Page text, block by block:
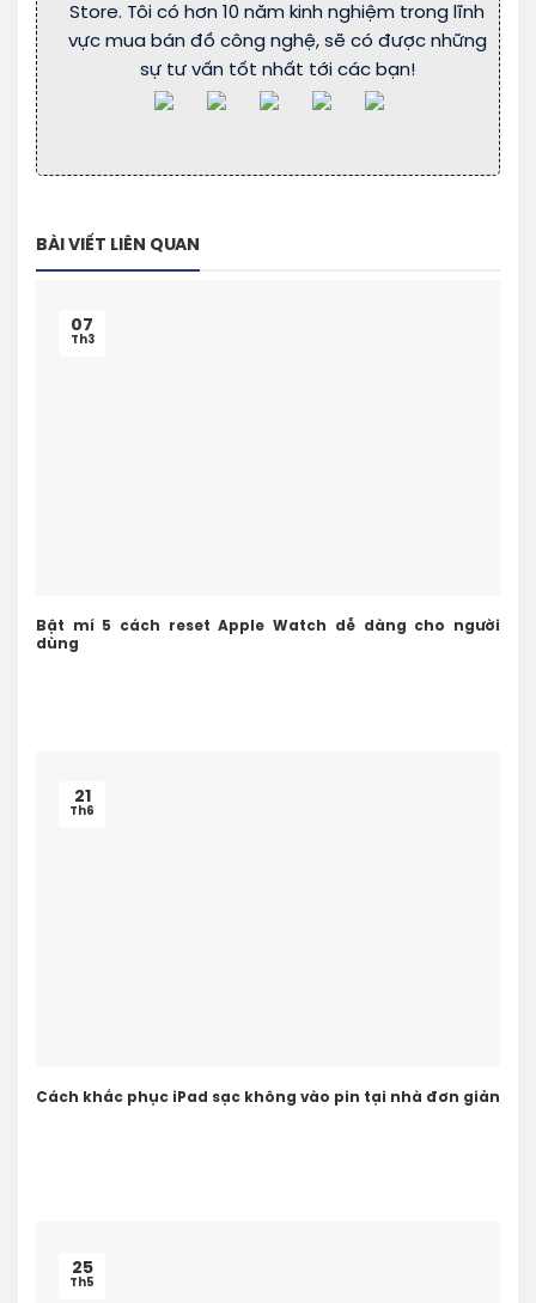
Store. Tôi có hơn 10 năm kinh nghiệm trong lĩnh
vực mua bán đồ công nghệ, sẽ có được những
sự tư vấn tốt nhất tới các bạn!
BÀI VIẾT LIÊN QUAN
Bật mí 5 cách reset Apple Watch dễ dàng cho người
dùng
07
Th3
Cách khắc phục iPad sạc không vào pin tại nhà đơn giản
21
Th6
25
Th5